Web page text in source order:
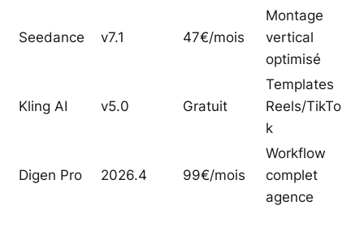
Seedance v7.1 47€/mois
Montage
vertical
optimisé
Kling AI v5.0 Gratuit
Templates
Reels/TikTo
k
Digen Pro 2026.4 99€/mois
Workflow
complet
agence